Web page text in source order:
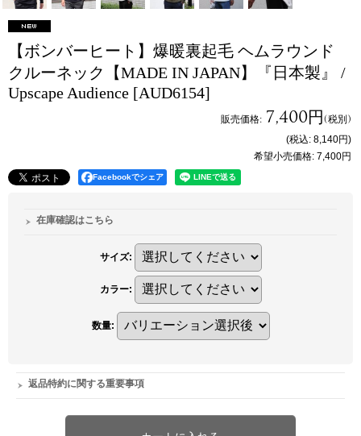
【ボンバーヒート】爆暖裏起毛 ヘムラウンド
クルーネック【MADE IN JAPAN】『日本製』 /
Upscape Audience [AUD6154]
販売価格: 7,400円(税別)
(税込: 8,140円)
希望小売価格: 7,400円
Facebookでシェア
在庫確認はこちら
サイズ:
カラー:
数量:
返品特約に関する重要事項